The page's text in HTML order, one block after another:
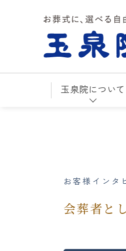
お葬式に
玉泉院について
お客様インタ
会葬者と